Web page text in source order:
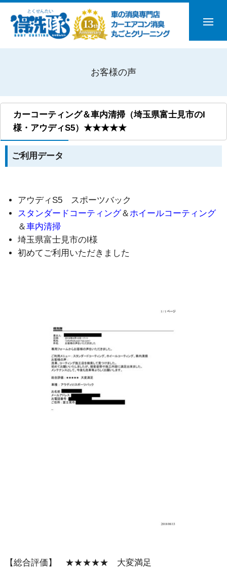
お客様の声
カーコーティング＆車内清掃（埼玉県富士見市のI
様・アウディS5）★★★★★
ご利用データ
アウディS5 スポーツバック
スタンダードコーティング＆ ホイールコーティング
＆車内清掃
埼玉県富士見市のI様
初めてご利用いただきました
【総合評価】 ★★★★★ 大変満足